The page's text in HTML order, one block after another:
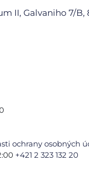
II, Galvaniho 7/B,
ochrany osobných
+421 2 323 132 20